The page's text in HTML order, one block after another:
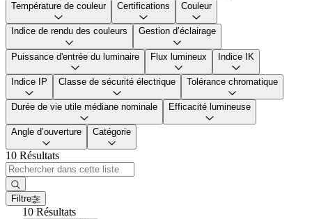
Température de couleur Certifications Couleur
Indice de rendu des couleurs Gestion d’éclairage
Puissance d'entrée du luminaire Flux lumineux Indice IK
Indice IP Classe de sécurité électrique Tolérance chromatique
Durée de vie utile médiane nominale Efficacité lumineuse
Angle d’ouverture Catégorie
10 Résultats
Filtre
10 Résultats